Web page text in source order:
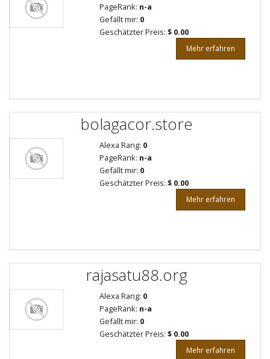
PageRank: n-a
Gefällt mir: 0
Geschätzter Preis: $ 0.00
Mehr erfahren
bolagacor.store
Alexa Rang: 0
PageRank: n-a
Gefällt mir: 0
Geschätzter Preis: $ 0.00
Mehr erfahren
rajasatu88.org
Alexa Rang: 0
PageRank: n-a
Gefällt mir: 0
Geschätzter Preis: $ 0.00
Mehr erfahren